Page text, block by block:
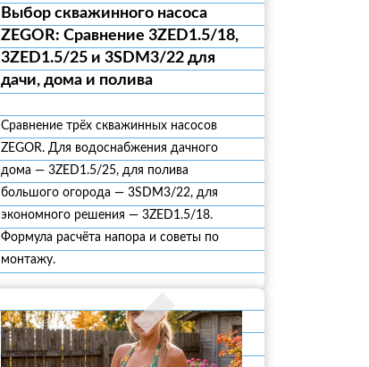
Выбор скважинного насоса
ZEGOR: Сравнение 3ZED1.5/18,
3ZED1.5/25 и 3SDM3/22 для
дачи, дома и полива
Сравнение трёх скважинных насосов
ZEGOR. Для водоснабжения дачного
дома — 3ZED1.5/25, для полива
большого огорода — 3SDM3/22, для
экономного решения — 3ZED1.5/18.
Формула расчёта напора и советы по
монтажу.